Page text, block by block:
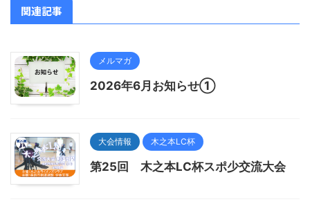
関連記事
メルマガ
2026年6月お知らせ①
大会情報 木之本LC杯
第25回 木之本LC杯スポ少交流大会